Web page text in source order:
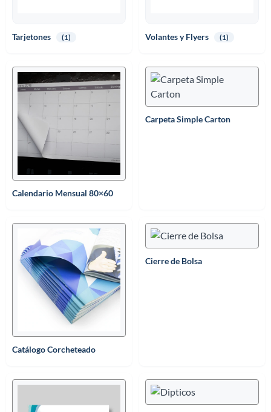
Tarjetones (1) Volantes y Flyers (1)
Calendario Mensual 80×60
Carpeta Simple Carton
Catálogo Corcheteado
Cierre de Bolsa